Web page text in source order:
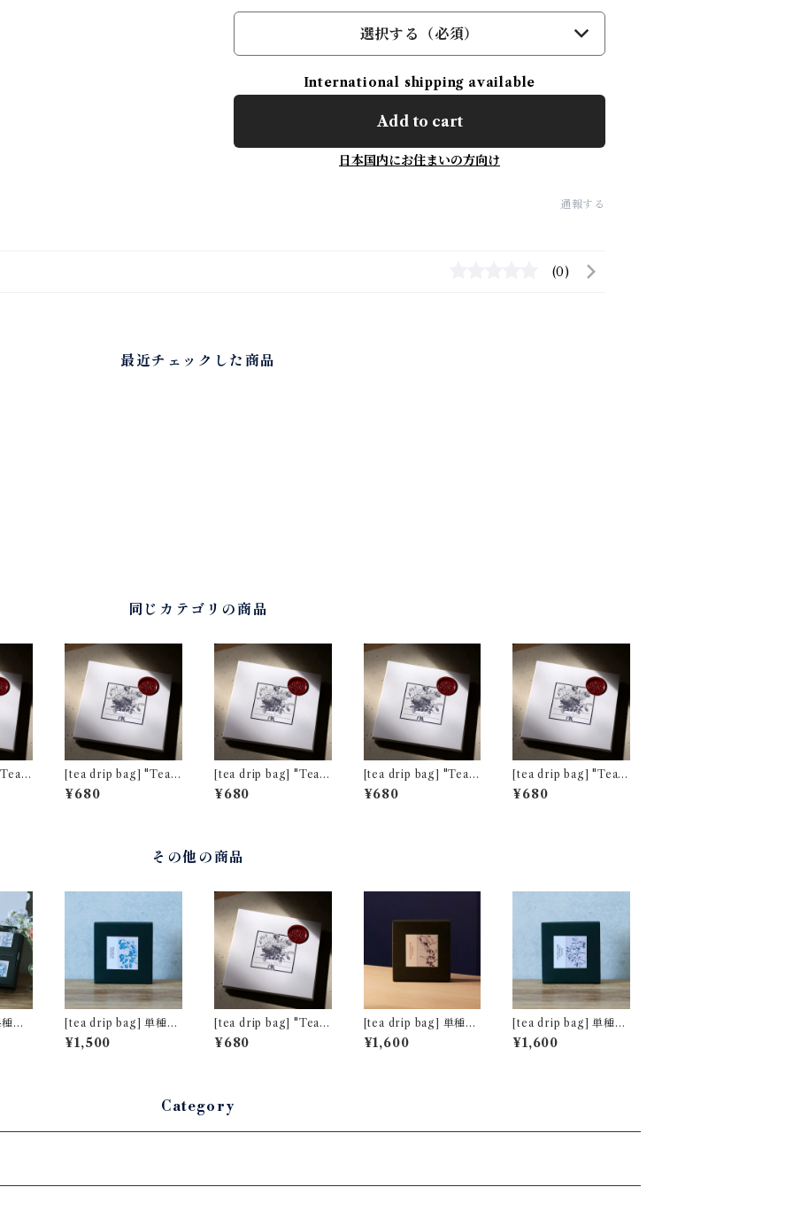
選択する（必須）
International shipping available
Add to cart
日本国内にお住まいの方向け
通報する
(0)
最近チェックした商品
同じカテゴリの商品
[tea drip bag] "Tea f
or Two" ネパール ミ
ストヴァレー茶園 夏摘
¥680
[tea drip bag] "Tea f
or Two" ダージリン
キャッスルトン茶園 夏
¥680
[tea drip bag] "Tea f
or Two" ダージリン
キャッスルトン茶園 春
¥680
[tea drip bag] "Tea f
or Two" プレミアム
キームン [通常パッケ
¥680
その他の商品
ア
[tea drip bag] 単種5
包パック プレミアム
キームン [非水百花譜
¥1,500
[tea drip bag] "Tea f
or Two" ネパール ミ
ストヴァレー茶園 夏摘
¥680
[tea drip bag] 単種5
包パック アッサム マ
ンガラム茶園 [非水百
¥1,600
[tea drip bag] 単種5
包パック ネパール ミ
ストヴァレー茶園 夏摘
¥1,600
Category